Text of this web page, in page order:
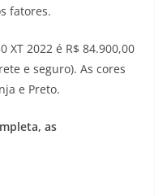
fatores.
XT 2022 é R$ 84.900,00
e seguro). As cores
e Preto.
as